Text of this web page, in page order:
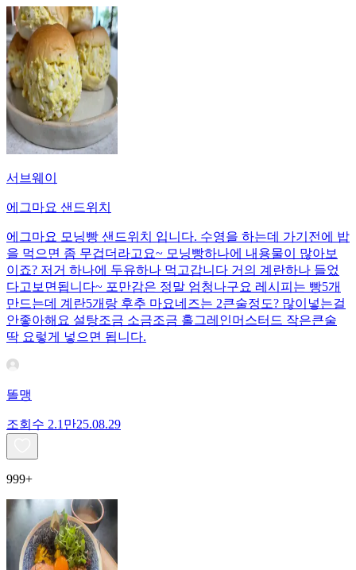
서브웨이
에그마요 샌드위치
에그마요 모닝빵 샌드위치 입니다. 수영을 하는데 가기전에 밥
을 먹으면 좀 무겁더라고요~ 모닝빵하나에 내용물이 많아보
이죠? 저거 하나에 두유하나 먹고갑니다 거의 계란하나 들었
다고보면됩니다~ 포만감은 정말 엄청나구요 레시피는 빵5개
만드는데 계란5개랑 후추 마요네즈는 2큰술정도? 많이넣는걸
안좋아해요 설탕조금 소금조금 홀그레인머스터드 작은큰술
딱 요렇게 넣으면 됩니다.
똘맹
조회수 2.1만25.08.29
999+